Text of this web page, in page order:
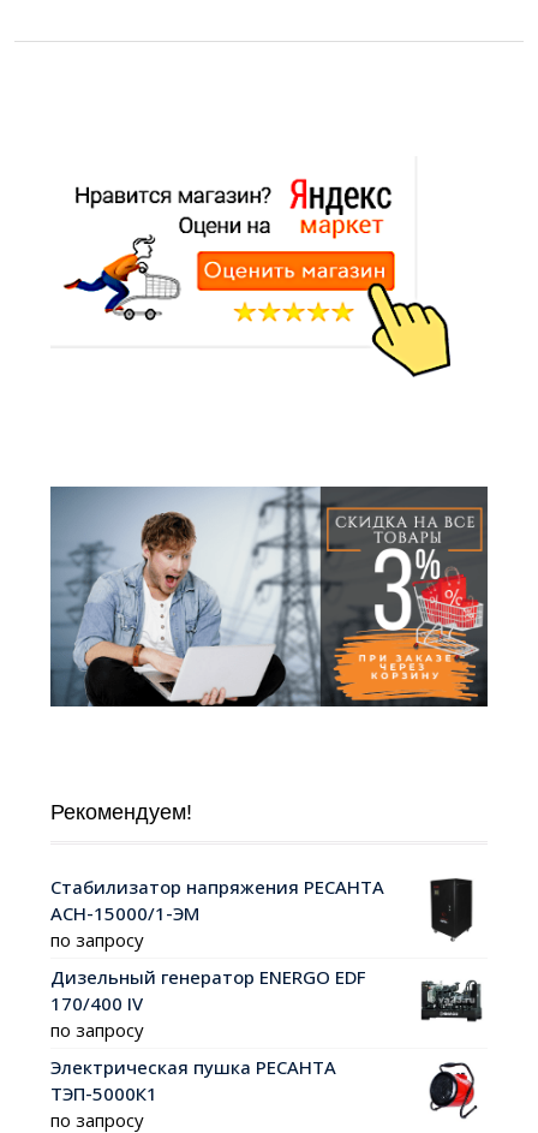
Рекомендуем!
Стабилизатор напряжения РЕСАНТА
АСН-15000/1-ЭМ
по запросу
Дизельный генератор ENERGO EDF
170/400 IV
по запросу
Электрическая пушка РЕСАНТА
ТЭП-5000К1
по запросу